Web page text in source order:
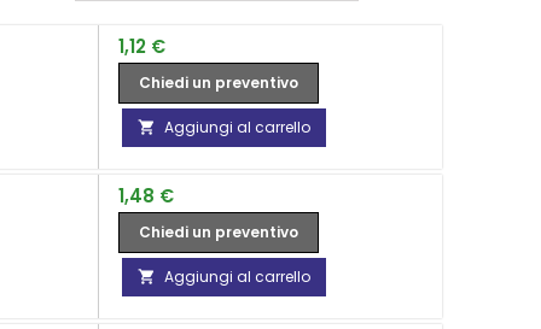
Prezzo
1,12 €
Chiedi un preventivo
 Aggiungi al carrello
Prezzo
1,48 €
Chiedi un preventivo
 Aggiungi al carrello